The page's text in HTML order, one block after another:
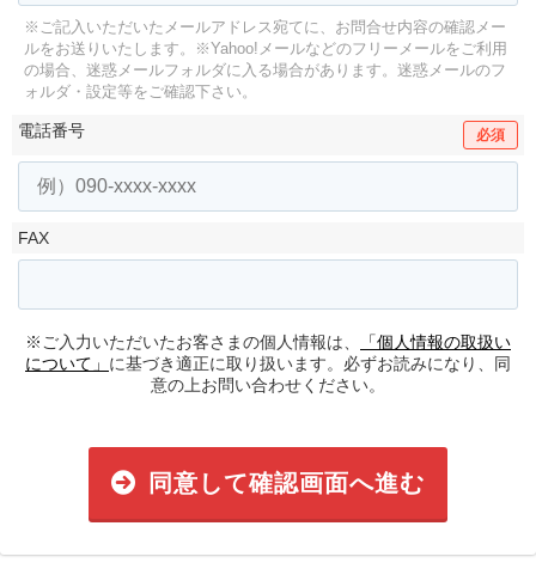
※ご記入いただいたメールアドレス宛てに、お問合せ内容の確認メー
ルをお送りいたします。
※Yahoo!メールなどのフリーメールをご利用
の場合、迷惑メールフォルダに入る場合があります。 迷惑メールのフ
ォルダ・設定等をご確認下さい。
電話番号 必須
FAX
※ご入力いただいたお客さまの個人情報は、
「個人情報の取扱い
について」 に基づき適正に取り扱います。必ずお読みになり、同
意の上お問い合わせください。
同意して確認画面へ進む